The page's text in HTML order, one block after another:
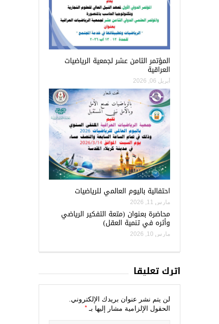
المؤتمر الثامن عشر لجمعية الرياضيات
العراقية
أبريل 06, 2026
احتفالية باليوم العالمي للرياضيات
مارس 11, 2026
محاضرة بعنوان (متعة التفكير الرياضي
وأثره في تنمية العقل)
مارس 10, 2026
اترك تعليقاً
لن يتم نشر عنوان بريدك الإلكتروني.
الحقول الإلزامية مشار إليها بـ *